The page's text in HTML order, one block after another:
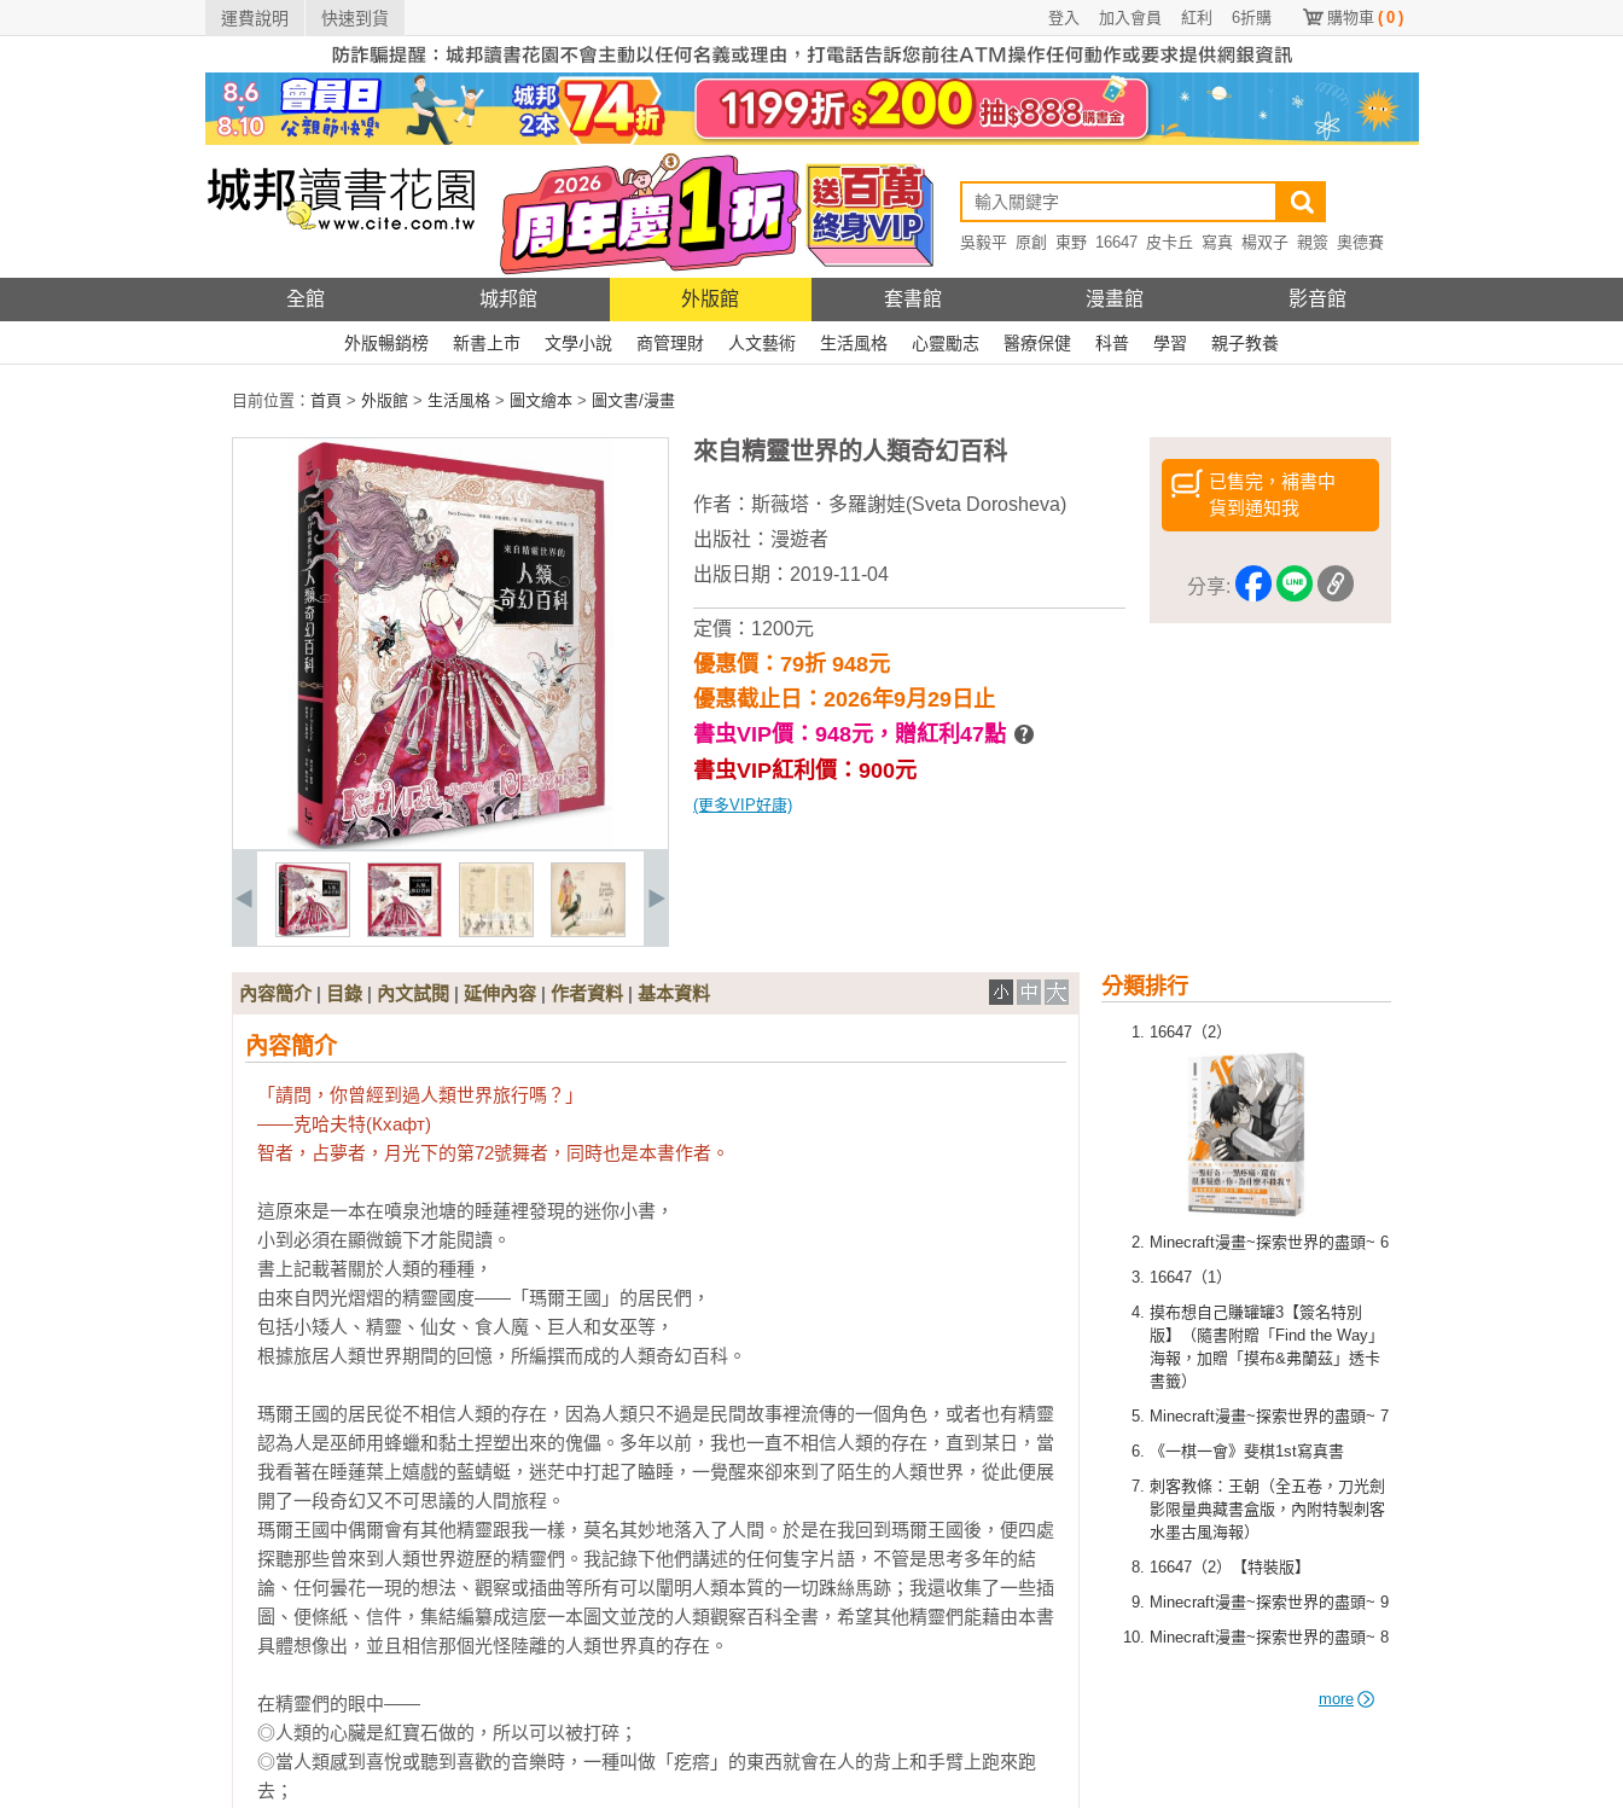
運費說明 快速到貨 購物車 ( 0 )
6折購
紅利
加入會員
登入
吳毅平 原創 東野 16647 皮卡丘 寫真 楊双子 親簽 奧德賽
全館 城邦館 外版館 套書館 漫畫館 影音館
外版暢銷榜 新書上市 文學小說 商管理財 人文藝術 生活風格 心靈勵志 醫療保健 科普 學習 親子教養
目前位置： 首頁 > 外版館 > 生活風格 > 圖文繪本 > 圖文書/漫畫
已售完，補書中
貨到通知我
分享:
來自精靈世界的人類奇幻百科
作者： 斯薇塔．多羅謝娃(Sveta Dorosheva)
出版社： 漫遊者
出版日期：2019-11-04
定價：1200元
優惠價：79折 948元
優惠截止日：2026年9月29日止
書虫VIP價：948元， 贈紅利47點
書虫VIP紅利價：900元
(更多VIP好康)
分類排行
16647（2）
Minecraft漫畫~探索世界的盡頭~ 6
16647（1）
摸布想自己賺罐罐3【簽名特別
版】（隨書附贈「Find the Way」
海報，加贈「摸布&弗蘭茲」透卡
書籤）
Minecraft漫畫~探索世界的盡頭~ 7
《一棋一會》斐棋1st寫真書
刺客教條：王朝（全五卷，刀光劍
影限量典藏書盒版，內附特製刺客
水墨古風海報）
16647（2）【特裝版】
Minecraft漫畫~探索世界的盡頭~ 9
Minecraft漫畫~探索世界的盡頭~ 8
more
內容簡介| 目錄 | 內文試閱 | 延伸內容 | 作者資料 | 基本資料
內容簡介
「請問，你曾經到過人類世界旅行嗎？」
——克哈夫特(Кхафт)
智者，占夢者，月光下的第72號舞者，同時也是本書作者。
這原來是一本在噴泉池塘的睡蓮裡發現的迷你小書，
小到必須在顯微鏡下才能閱讀。
書上記載著關於人類的種種，
由來自閃光熠熠的精靈國度——「瑪爾王國」的居民們，
包括小矮人、精靈、仙女、食人魔、巨人和女巫等，
根據旅居人類世界期間的回憶，所編撰而成的人類奇幻百科。
瑪爾王國的居民從不相信人類的存在，因為人類只不過是民間故事裡流傳的一個角色，或者也有精靈
認為人是巫師用蜂蠟和黏土捏塑出來的傀儡。多年以前，我也一直不相信人類的存在，直到某日，當
我看著在睡蓮葉上嬉戲的藍蜻蜓，迷茫中打起了瞌睡，一覺醒來卻來到了陌生的人類世界，從此便展
開了一段奇幻又不可思議的人間旅程。
瑪爾王國中偶爾會有其他精靈跟我一樣，莫名其妙地落入了人間。於是在我回到瑪爾王國後，便四處
探聽那些曾來到人類世界遊歷的精靈們。我記錄下他們講述的任何隻字片語，不管是思考多年的結
論、任何曇花一現的想法、觀察或插曲等所有可以闡明人類本質的一切跦絲馬跡；我還收集了一些插
圖、便條紙、信件，集結編纂成這麼一本圖文並茂的人類觀察百科全書，希望其他精靈們能藉由本書
具體想像出，並且相信那個光怪陸離的人類世界真的存在。
在精靈們的眼中——
◎人類的心臟是紅寶石做的，所以可以被打碎；
◎當人類感到喜悅或聽到喜歡的音樂時，一種叫做「疙瘩」的東西就會在人的背上和手臂上跑來跑
去；